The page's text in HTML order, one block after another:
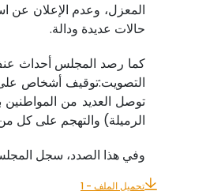
المعزل، وعدم الإعلان
حالات عديدة ودالة.
كما رصد المجلس أحداث
التصويت:توقيف أشخاص
توصل العديد من
الرميلة) والتهجم على كل
وفي هذا الصدد، سجل المجلس
تحميل الملف - 1